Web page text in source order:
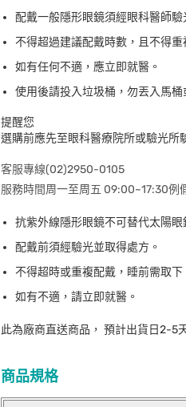
配戴一般隱形眼鏡須經眼科醫師
不得超過建議配戴時數，且不得重
如有任何不適，應立即就醫。
使用後請投入垃圾桶，勿丟入馬桶
提醒您
選購前應先至眼科醫療院所或驗光所
客服專線(02)2950-0105
服務時間周一至周五 09:00~17:30例
抗紫外線隱形眼鏡不可替代太陽眼
配戴前須經驗光並取得處方。
不得超時或重複配戴，睡前需取下
如有不適，請立即就醫。
此為廠商直送商品， 預計出貨日2-5
商品規格